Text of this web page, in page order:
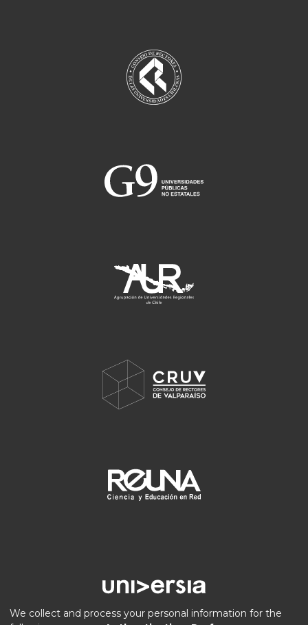
We collect and process your personal information for the